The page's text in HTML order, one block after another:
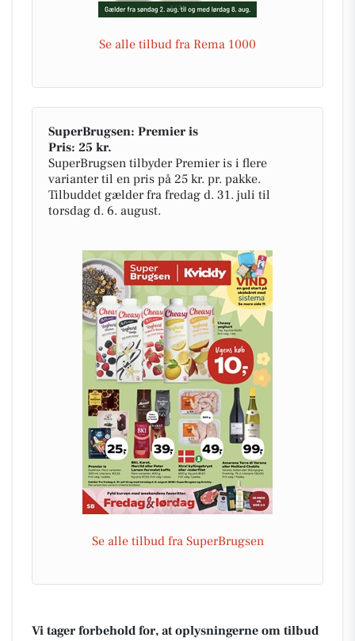
Se alle tilbud fra Rema 1000
SuperBrugsen: Premier is
Pris: 25 kr.
SuperBrugsen tilbyder Premier is i flere
varianter til en pris på 25 kr. pr. pakke.
Tilbuddet gælder fra fredag d. 31. juli til
torsdag d. 6. august.
Se alle tilbud fra SuperBrugsen
Vi tager forbehold for, at oplysningerne om tilbud